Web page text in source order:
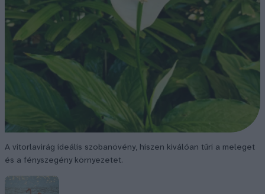
A vitorlavirág ideális szobanövény, hiszen kiválóan tűri a meleget
és a fényszegény környezetet.